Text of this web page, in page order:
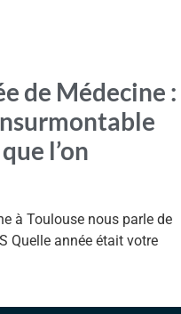
de Médecine :
insurmontable
l’on
à Toulouse nous parle de
Quelle année était votre